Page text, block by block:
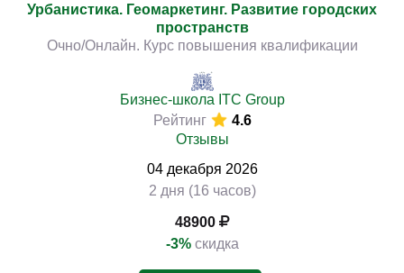
Урбанистика. Геомаркетинг. Развитие городских
пространств
Очно/Онлайн. Курс повышения квалификации
Бизнес-школа ITC Group
Рейтинг
4.6
Отзывы
04 декабря 2026
2 дня (16 часов)
48900
-3% скидка